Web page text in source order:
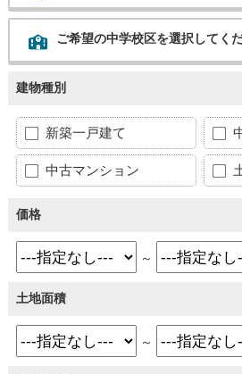
ご希望の中学校区を選択してく
建物種別
新築一戸建て
中古マンション
価格
～
土地面積
～